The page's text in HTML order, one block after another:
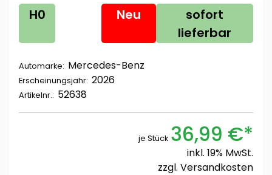
H0 Neu
sofort
lieferbar
Automarke: Mercedes-Benz
Erscheinungsjahr: 2026
Artikelnr.: 52638
je Stück 36,99 €*
inkl. 19% MwSt.
zzgl. Versandkosten